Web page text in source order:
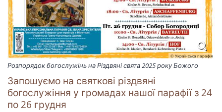
© Українська парафія
Розпорядок богослужінь на Різдвяні свята 2025 року Божого
Запошуємо на святкові різдвяні
богослужіння у громадах нашої парафії з 24
по 26 грудня